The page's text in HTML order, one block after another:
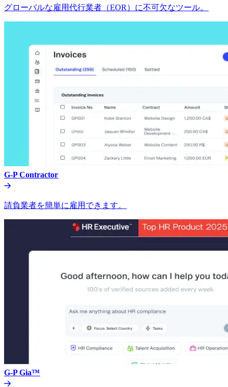
グローバルな雇用代行業者（EOR）に不可欠なツール。​​
G-P Contractor​​
請負業者を簡単に雇用できます。​​
G-P Gia™​​